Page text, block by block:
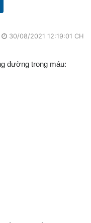
30/08/2021 12:19:01 CH
đường trong máu: